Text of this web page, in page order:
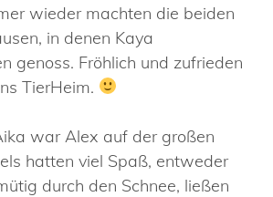
wieder machten die beiden
in denen Kaya
genoss. Fröhlich und zufrieden
TierHeim.
war Alex auf der großen
hatten viel Spaß, entweder
durch den Schnee, ließen